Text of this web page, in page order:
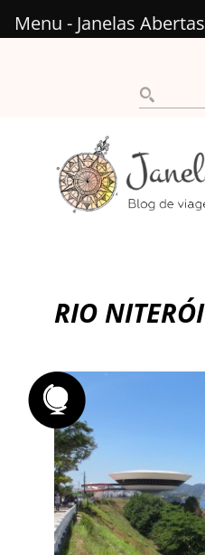
RIO NITERÓI
Menu - Janelas Abertas